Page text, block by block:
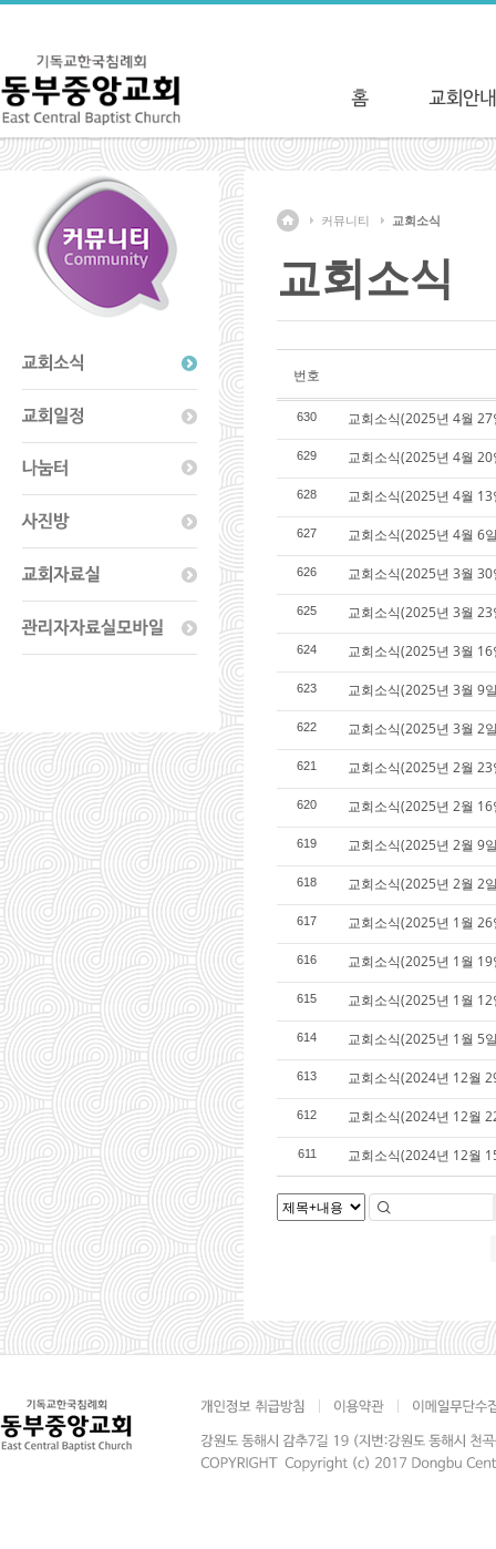
커뮤니티 교회소식
교회소식
번호
630 교회소식(2025년 4월 27
629 교회소식(2025년 4월 20
628 교회소식(2025년 4월 13
627 교회소식(2025년 4월 6
626 교회소식(2025년 3월 30
625 교회소식(2025년 3월 23
624 교회소식(2025년 3월 16
623 교회소식(2025년 3월 9
622 교회소식(2025년 3월 2
621 교회소식(2025년 2월 23
620 교회소식(2025년 2월 16
619 교회소식(2025년 2월 9
618 교회소식(2025년 2월 2
617 교회소식(2025년 1월 26
616 교회소식(2025년 1월 19
615 교회소식(2025년 1월 12
614 교회소식(2025년 1월 5
613 교회소식(2024년 12월
612 교회소식(2024년 12월
611 교회소식(2024년 12월